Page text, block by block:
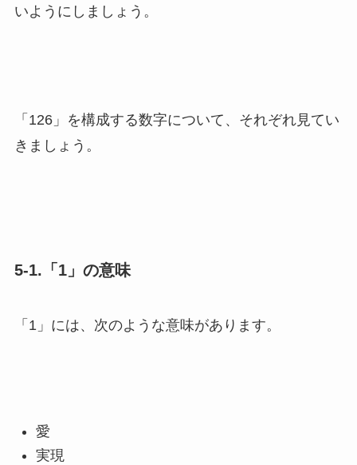
いようにしましょう。
「126」を構成する数字について、それぞれ見てい
きましょう。
5-1.「1」の意味
「1」には、次のような意味があります。
愛
実現